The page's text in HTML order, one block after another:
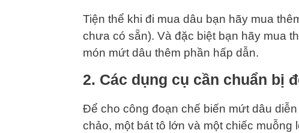
Tiện thể khi đi mua dâu bạn hãy mua
chưa có sẵn). Và đặc biệt bạn hãy mua
món mứt dâu thêm phần hấp dẫn.
2. Các dụng cụ cần chuẩn bị
Để cho công đoạn chế biến mứt dâu
chảo, một bát tô lớn và một chiếc muỗng